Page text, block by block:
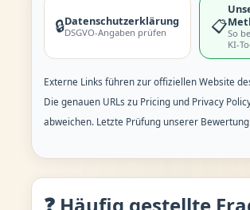
🔒Datenschutzerklärung
DSGVO-Angaben prüfen 📋So
KI-
Externe Links führen zur offiziellen Website
Die genauen URLs zu Pricing und Privacy
abweichen. Letzte Prüfung unserer